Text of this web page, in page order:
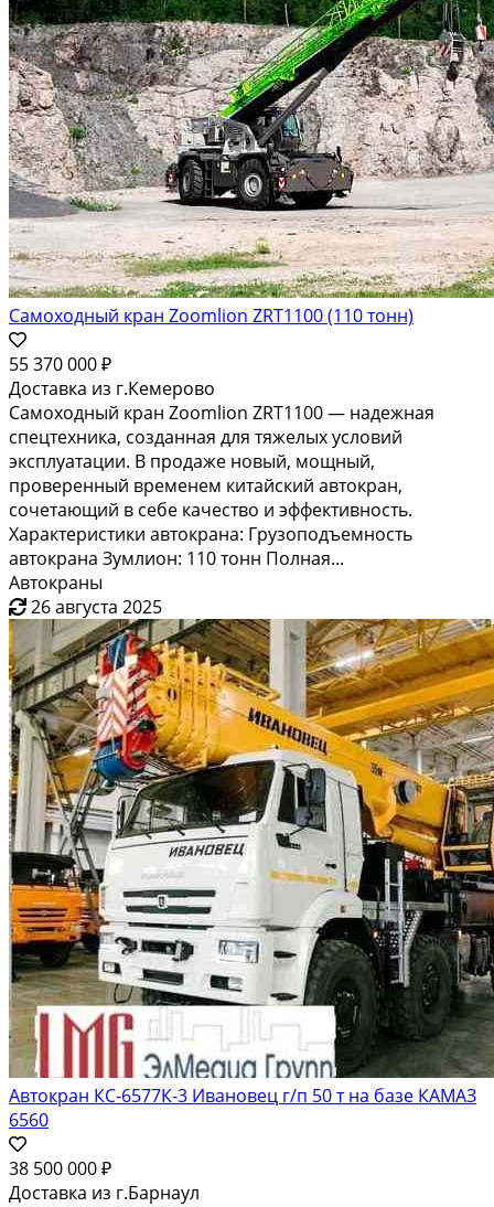
Самоходный кран Zoomlion ZRT1100 (110 тонн)
55 370 000 ₽
Доставка из г.Кемерово
Самоходный кран Zoomlion ZRT1100 — надежная
спецтехника, созданная для тяжелых условий
эксплуатации. В продаже новый, мощный,
проверенный временем китайский автокран,
сочетающий в себе качество и эффективность.
Характеристики автокрана: Грузоподъемность
автокрана Зумлион: 110 тонн Полная...
Автокраны
26 августа 2025
Автокран КС-6577К-3 Ивановец г/п 50 т на базе КАМАЗ
6560
38 500 000 ₽
Доставка из г.Барнаул